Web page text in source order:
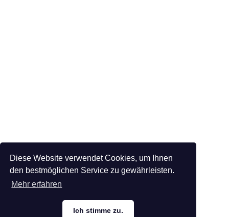
Diese Website verwendet Cookies, um Ihnen
den bestmöglichen Service zu gewährleisten.
Mehr erfahren
Ich stimme zu.